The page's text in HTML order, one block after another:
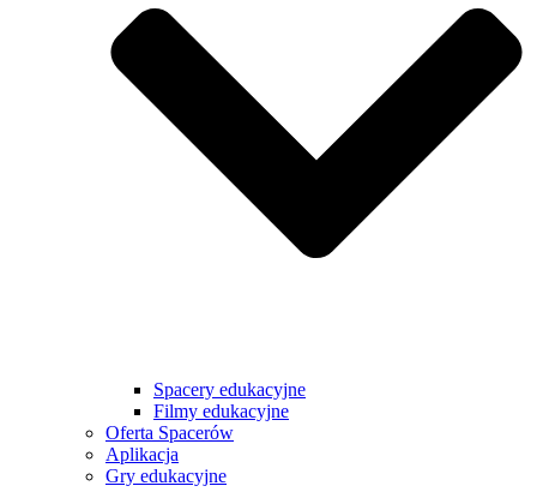
Spacery edukacyjne
Filmy edukacyjne
Oferta Spacerów
Aplikacja
Gry edukacyjne